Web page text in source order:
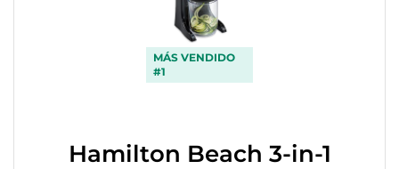
MÁS VENDIDO
#1
Hamilton Beach 3-in-1